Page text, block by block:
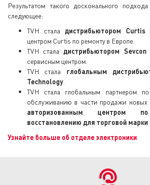
Результатом такого досконального
следующее:
TVH стала дистрибьютором Curtis
центром Curtis по ремонту в Европе.
TVH стала дистрибьютором Sevcon
сервисным центром.
TVH стала глобальным
Technology
TVH стала глобальным партнером
обслуживанию в части продажи новых
авторизованным центром
восстановлению для торговой марки
Узнайте больше об отделе электроники